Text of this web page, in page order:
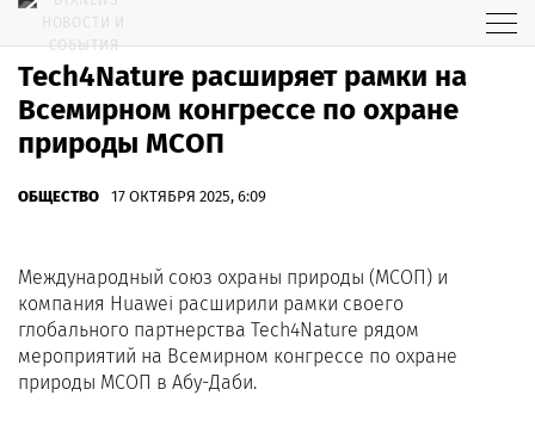
Tech4Nature расширяет рамки на
Всемирном конгрессе по охране
природы МСОП
ОБЩЕСТВО 17 ОКТЯБРЯ 2025, 6:09
Международный союз охраны природы (МСОП) и
компания Huawei расширили рамки своего
глобального партнерства Tech4Nature рядом
мероприятий на Всемирном конгрессе по охране
природы МСОП в Абу-Даби.